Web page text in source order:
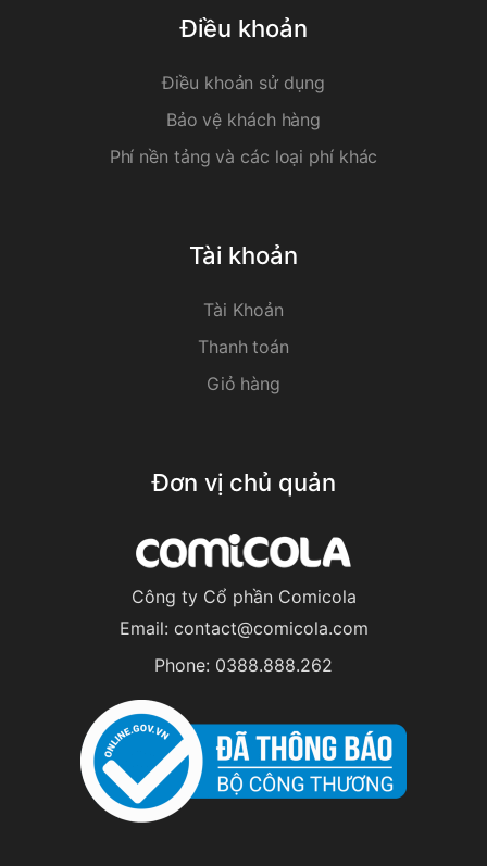
Điều khoản
Điều khoản sử dụng
Bảo vệ khách hàng
Phí nền tảng và các loại phí khác
Tài khoản
Tài Khoản
Thanh toán
Giỏ hàng
Đơn vị chủ quản
Công ty Cổ phần Comicola
Email: contact@comicola.com
Phone: 0388.888.262